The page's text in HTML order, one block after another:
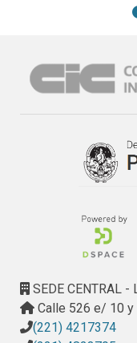
el Servicio de
SEDE CENTRAL -
Calle 526 e/ 10
(221) 4217374